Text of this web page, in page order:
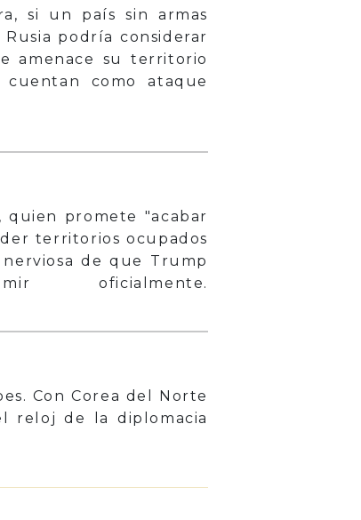
si un país sin armas
podría considerar
amenace su territorio
como ataque
quien promete "acabar
territorios ocupados
de que Trump
Con Corea del Norte
reloj de la diplomacia